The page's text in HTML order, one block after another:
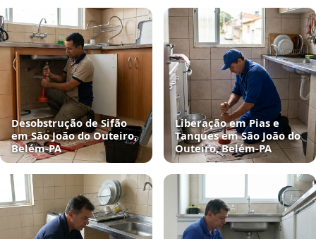
Desobstrução de Sifão
em São João do Outeiro,
Belém‑PA
Liberação em Pias e
Tanques em São João do
Outeiro, Belém‑PA